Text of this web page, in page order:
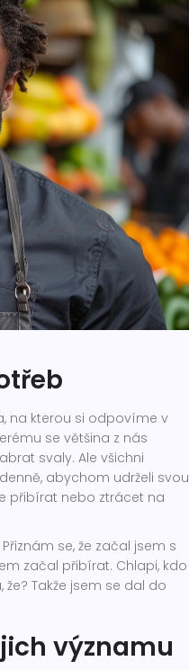
na kterou si odpovíme v
se většina z nás
svaly. Ale všichni
abychom udrželi svou
přibírat nebo ztrácet na
se, že začal jsem s
začal přibírat. Chlapi, kdo
Takže jsem se dal do
významu